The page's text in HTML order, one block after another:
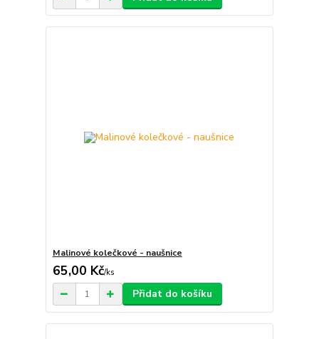
Malinové kolečkové - naušnice
65,00 Kč/ks
Přidat do košíku